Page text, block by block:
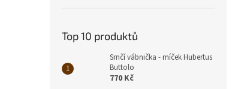
Top 10 produktů
Srnčí vábnička - míček Hubertus
Buttolo
770 Kč